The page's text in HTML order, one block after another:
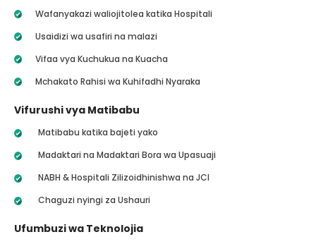
Wafanyakazi waliojitolea katika Hospitali
Usaidizi wa usafiri na malazi
Vifaa vya Kuchukua na Kuacha
Mchakato Rahisi wa Kuhifadhi Nyaraka
Vifurushi vya Matibabu
Matibabu katika bajeti yako
Madaktari na Madaktari Bora wa Upasuaji
NABH & Hospitali Zilizoidhinishwa na JCI
Chaguzi nyingi za Ushauri
Ufumbuzi wa Teknolojia